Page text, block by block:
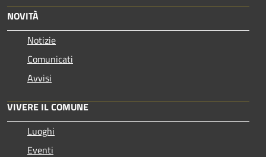
NOVITÀ
Notizie
Comunicati
Avvisi
VIVERE IL COMUNE
Luoghi
Eventi